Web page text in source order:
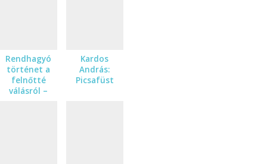
Rendhagyó
történet a
felnőtté
válásról –
Kardos
András:
Picsafüst